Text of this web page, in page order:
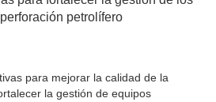
petrolífero
para mejorar la calidad de la
la gestión de equipos